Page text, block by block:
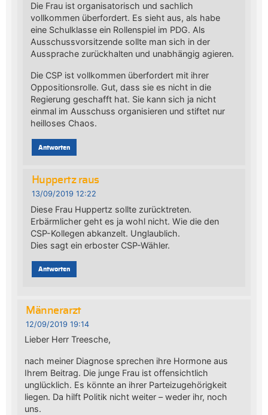
Die Frau ist organisatorisch und sachlich
vollkommen überfordert. Es sieht aus, als habe
eine Schulklasse ein Rollenspiel im PDG. Als
Ausschussvorsitzende sollte man sich in der
Aussprache zurückhalten und unabhängig agieren.
Die CSP ist vollkommen überfordert mit ihrer
Oppositionsrolle. Gut, dass sie es nicht in die
Regierung geschafft hat. Sie kann sich ja nicht
einmal im Ausschuss organisieren und stiftet nur
heilloses Chaos.
Antworten
Huppertz raus
13/09/2019 12:22
Diese Frau Huppertz sollte zurücktreten.
Erbärmlicher geht es ja wohl nicht. Wie die den
CSP-Kollegen abkanzelt. Unglaublich.
Dies sagt ein erboster CSP-Wähler.
Antworten
Männerarzt
12/09/2019 19:14
Lieber Herr Treesche,
nach meiner Diagnose sprechen ihre Hormone aus
Ihrem Beitrag. Die junge Frau ist offensichtlich
unglücklich. Es könnte an ihrer Parteizugehörigkeit
liegen. Da hilft Politik nicht weiter – weder ihr, noch
uns.